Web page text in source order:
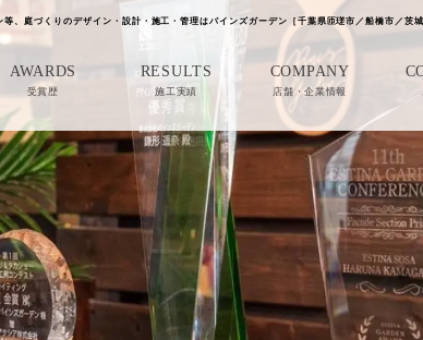
、庭づくりのデザイン・設計・施工・管理はパインズガーデン［千葉県匝瑳市／船橋市／茨城
AWARDS
受賞歴
RESULTS
施工実績
COMPANY
店舗・企業情報